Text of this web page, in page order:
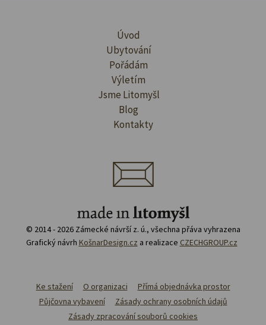
Úvod
Ubytování
Pořádám
Výletím
Jsme Litomyšl
Blog
Kontakty
© 2014 - 2026 Zámecké návrší z. ú., všechna přáva vyhrazena
Grafický návrh KošnarDesign.cz a realizace CZECHGROUP.cz
Ke stažení O organizaci
Přímá objednávka prostor
Půjčovna vybavení
Zásady ochrany osobních údajů
Zásady zpracování souborů cookies